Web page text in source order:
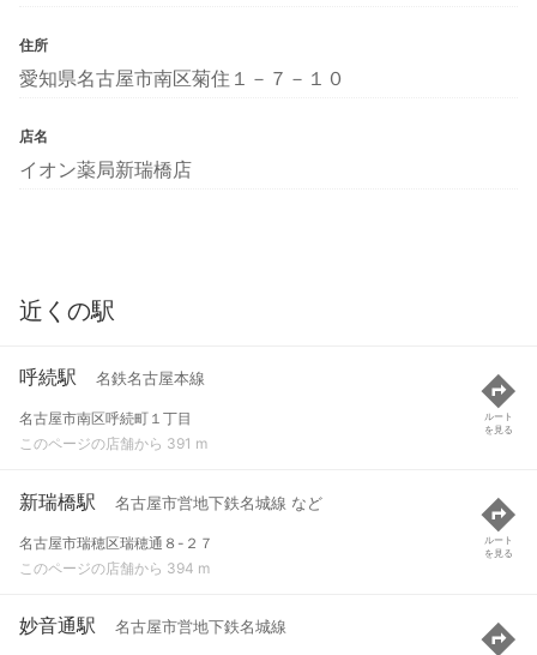
住所
愛知県名古屋市南区菊住１－７－１０
店名
イオン薬局新瑞橋店
近くの駅
呼続駅 名鉄名古屋本線
名古屋市南区呼続町１丁目
このページの店舗から 391 m
ルート
を見る
新瑞橋駅 名古屋市営地下鉄名城線 など
名古屋市瑞穂区瑞穂通８-２７
このページの店舗から 394 m
ルート
を見る
妙音通駅 名古屋市営地下鉄名城線